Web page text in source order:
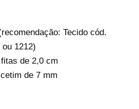
Tecido cód.
1212)
de 2,0 cm
de 7 mm